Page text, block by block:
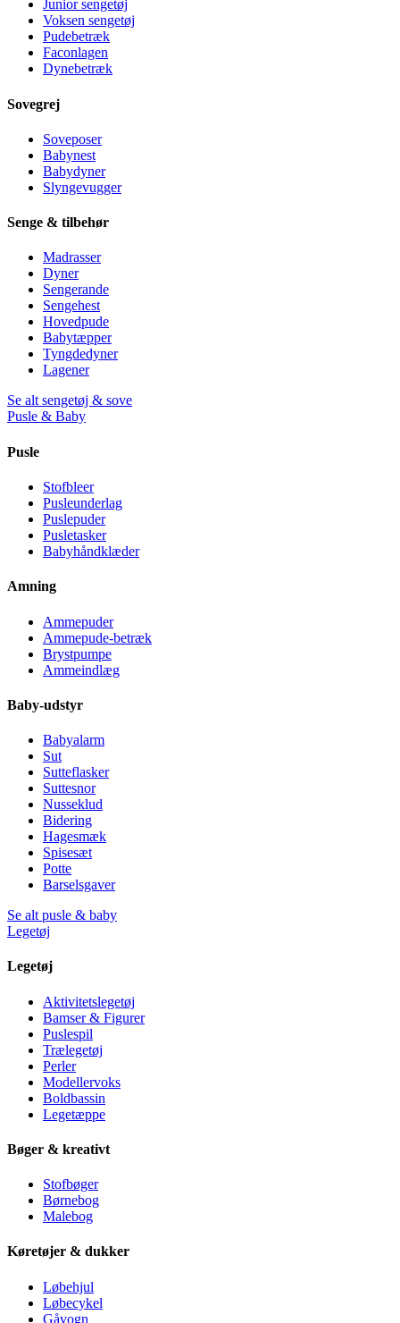
Junior sengetøj
Voksen sengetøj
Pudebetræk
Faconlagen
Dynebetræk
Sovegrej
Soveposer
Babynest
Babydyner
Slyngevugger
Senge & tilbehør
Madrasser
Dyner
Sengerande
Sengehest
Hovedpude
Babytæpper
Tyngdedyner
Lagener
Se alt sengetøj & sove
Pusle & Baby
Pusle
Stofbleer
Pusleunderlag
Puslepuder
Pusletasker
Babyhåndklæder
Amning
Ammepuder
Ammepude-betræk
Brystpumpe
Ammeindlæg
Baby-udstyr
Babyalarm
Sut
Sutteflasker
Suttesnor
Nusseklud
Bidering
Hagesmæk
Spisesæt
Potte
Barselsgaver
Se alt pusle & baby
Legetøj
Legetøj
Aktivitetslegetøj
Bamser & Figurer
Puslespil
Trælegetøj
Perler
Modellervoks
Boldbassin
Legetæppe
Bøger & kreativt
Stofbøger
Børnebog
Malebog
Køretøjer & dukker
Løbehjul
Løbecykel
Gåvogn